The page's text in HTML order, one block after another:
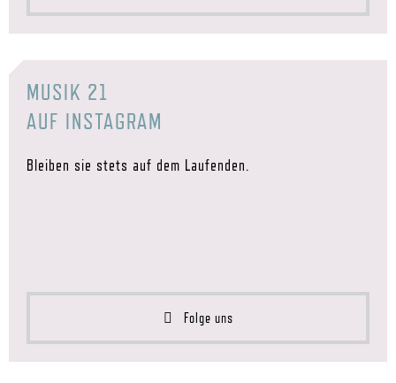
MUSIK 21
AUF INSTAGRAM
Bleiben sie stets auf dem Laufenden.
Folge uns